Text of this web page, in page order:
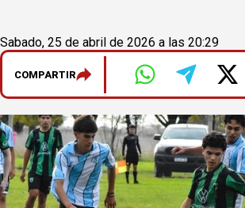
Sabado, 25 de abril de 2026 a las 20:29
COMPARTIR